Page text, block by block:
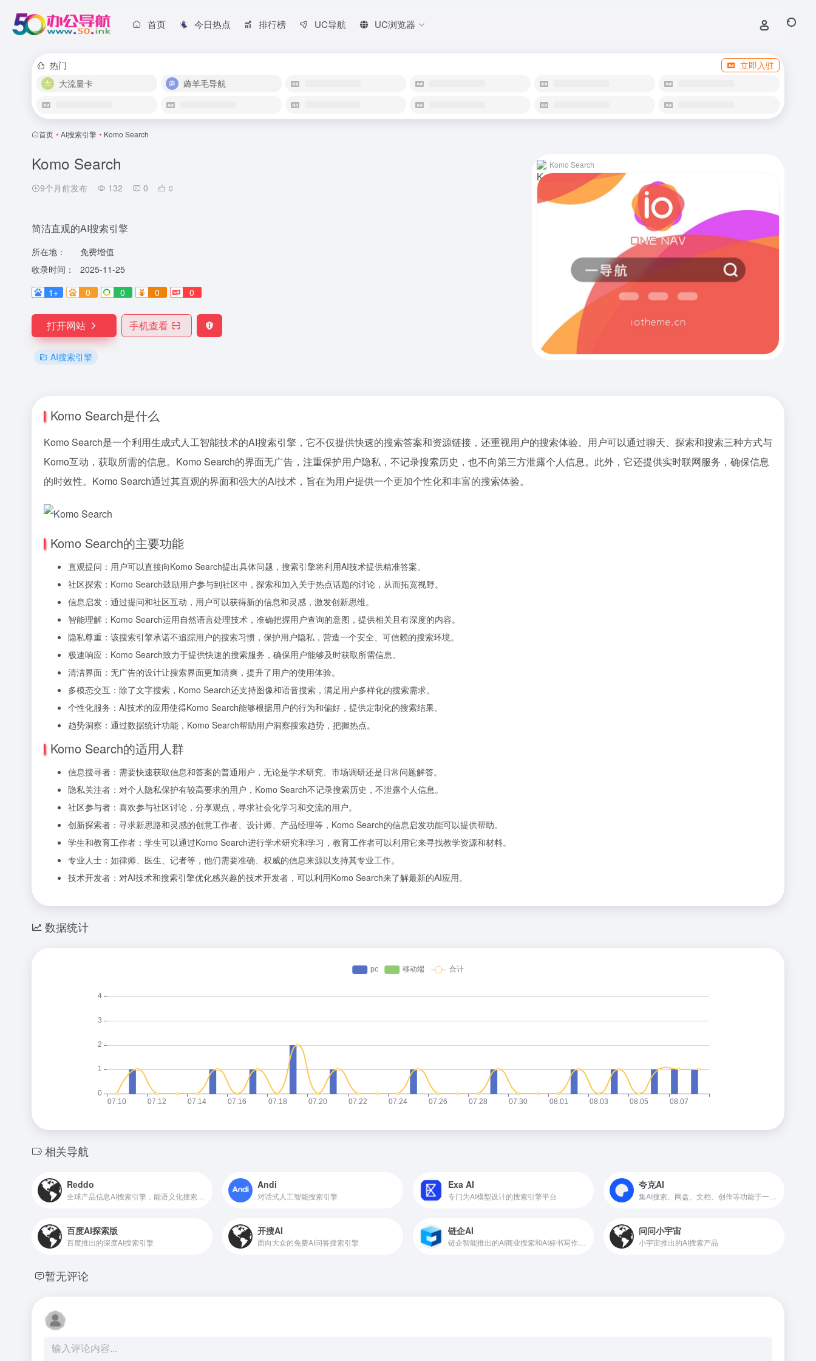
首页 今日热点 排行榜 UC导航 UC浏览器
热门
立即入驻
大流量卡
薅羊毛导航
首页 • AI搜索引擎 • Komo Search
Komo Search
9个月前发布 132 0 0
简洁直观的AI搜索引擎
所在地：
免费增值
收录时间：
2025-11-25
1+
0 0 0 0
打开网站 手机查看
AI搜索引擎
Komo Search
Komo Search是什么
Komo Search是一个利用生成式人工智能技术的AI搜索引擎，它不仅提供快速的搜索答案和资源链接，还重视用户的搜索体验。用户可以通过聊天、探索和搜索三种方式与
Komo互动，获取所需的信息。Komo Search的界面无广告，注重保护用户隐私，不记录搜索历史，也不向第三方泄露个人信息。此外，它还提供实时联网服务，确保信息
的时效性。Komo Search通过其直观的界面和强大的AI技术，旨在为用户提供一个更加个性化和丰富的搜索体验。
Komo Search的主要功能
直观提问：用户可以直接向Komo Search提出具体问题，搜索引擎将利用AI技术提供精准答案。
社区探索：Komo Search鼓励用户参与到社区中，探索和加入关于热点话题的讨论，从而拓宽视野。
信息启发：通过提问和社区互动，用户可以获得新的信息和灵感，激发创新思维。
智能理解：Komo Search运用自然语言处理技术，准确把握用户查询的意图，提供相关且有深度的内容。
隐私尊重：该搜索引擎承诺不追踪用户的搜索习惯，保护用户隐私，营造一个安全、可信赖的搜索环境。
极速响应：Komo Search致力于提供快速的搜索服务，确保用户能够及时获取所需信息。
清洁界面：无广告的设计让搜索界面更加清爽，提升了用户的使用体验。
多模态交互：除了文字搜索，Komo Search还支持图像和语音搜索，满足用户多样化的搜索需求。
个性化服务：AI技术的应用使得Komo Search能够根据用户的行为和偏好，提供定制化的搜索结果。
趋势洞察：通过数据统计功能，Komo Search帮助用户洞察搜索趋势，把握热点。
Komo Search的适用人群
信息搜寻者：需要快速获取信息和答案的普通用户，无论是学术研究、市场调研还是日常问题解答。
隐私关注者：对个人隐私保护有较高要求的用户，Komo Search不记录搜索历史，不泄露个人信息。
社区参与者：喜欢参与社区讨论，分享观点，寻求社会化学习和交流的用户。
创新探索者：寻求新思路和灵感的创意工作者、设计师、产品经理等，Komo Search的信息启发功能可以提供帮助。
学生和教育工作者：学生可以通过Komo Search进行学术研究和学习，教育工作者可以利用它来寻找教学资源和材料。
专业人士：如律师、医生、记者等，他们需要准确、权威的信息来源以支持其专业工作。
技术开发者：对AI技术和搜索引擎优化感兴趣的技术开发者，可以利用Komo Search来了解最新的AI应用。
数据统计
相关导航
Reddo Andi
对话式人工智能搜索引擎
Exa AI
专门为AI模型设计的搜索引擎平台
夸克AI
百度AI探索版
百度推出的深度AI搜索引擎
开搜AI
面向大众的免费AI问答搜索引擎
链企AI 问问小宇宙
小宇宙推出的AI搜索产品
暂无评论